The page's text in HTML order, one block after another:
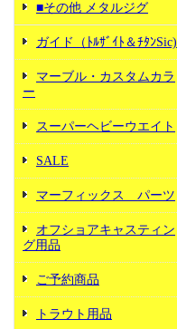
■その他 メタルジグ
ガイド（ﾄﾙｻﾞｲﾄ＆ﾁﾀﾝSic)
マーブル・カスタムカラ
ー
スーパーヘビーウエイト
SALE
マーフィックス パーツ
オフショアキャスティン
グ用品
ご予約商品
トラウト用品